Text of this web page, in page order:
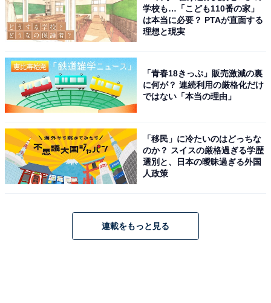
※回答コメントは原文ママです
る
学校も…「こども110番の家」
は本当に必要？ PTAが直面する
理想と現実
「青春18きっぷ」販売激減の裏
に何が？ 連続利用の厳格化だけ
ではない「本当の理由」
「移民」に冷たいのはどっちな
のか？ スイスの厳格過ぎる学歴
選別と、日本の曖昧過ぎる外国
人政策
連載をもっと見る